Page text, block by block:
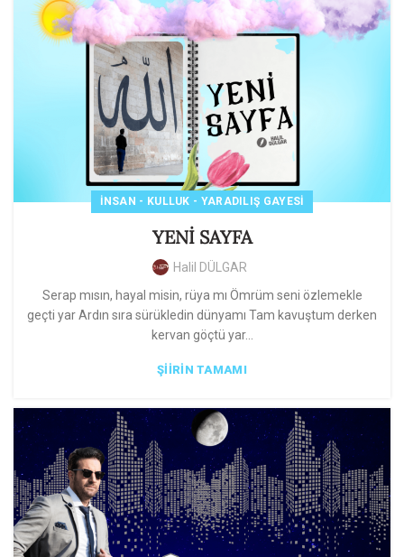
İNSAN - KULLUK - YARADILIŞ GAYESI
YENİ SAYFA
Halil DÜLGAR
Serap mısın, hayal misin, rüya mı Ömrüm seni özlemekle
geçti yar Ardın sıra sürükledin dünyamı Tam kavuştum derken
kervan göçtü yar...
ŞIIRIN TAMAMI